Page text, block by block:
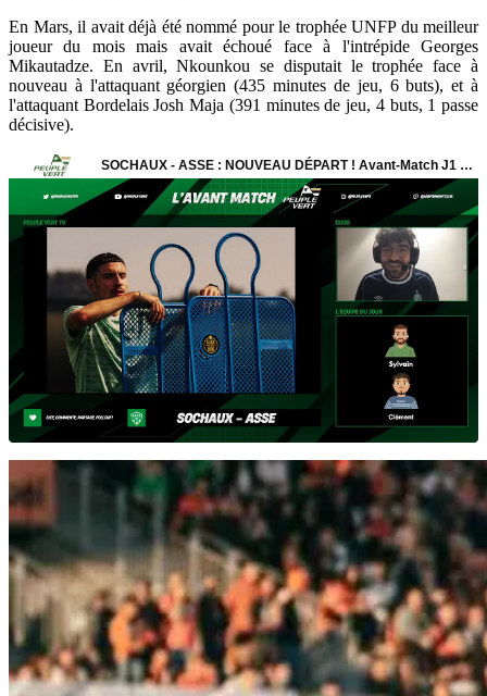
En Mars, il avait déjà été nommé pour le trophée UNFP du meilleur
joueur du mois mais avait échoué face à l'intrépide Georges
Mikautadze. En avril, Nkounkou se disputait le trophée face à
nouveau à l'attaquant géorgien (435 minutes de jeu, 6 buts), et à
l'attaquant Bordelais Josh Maja (391 minutes de jeu, 4 buts, 1 passe
décisive).